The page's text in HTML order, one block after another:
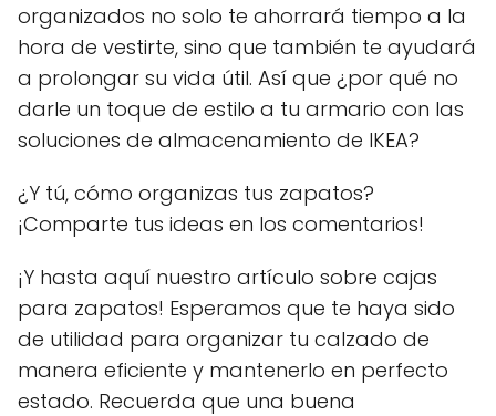
organizados no solo te ahorrará tiempo a la
hora de vestirte, sino que también te ayudará
a prolongar su vida útil. Así que ¿por qué no
darle un toque de estilo a tu armario con las
soluciones de almacenamiento de IKEA?
¿Y tú, cómo organizas tus zapatos?
¡Comparte tus ideas en los comentarios!
¡Y hasta aquí nuestro artículo sobre cajas
para zapatos! Esperamos que te haya sido
de utilidad para organizar tu calzado de
manera eficiente y mantenerlo en perfecto
estado. Recuerda que una buena